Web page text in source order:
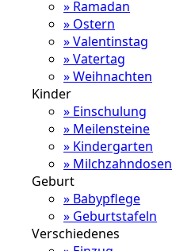
» Ramadan
» Ostern
» Valentinstag
» Vatertag
» Weihnachten
Kinder
» Einschulung
» Meilensteine
» Kindergarten
» Milchzahndosen
Geburt
» Babypflege
» Geburtstafeln
Verschiedenes